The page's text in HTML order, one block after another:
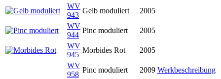
WV
943
Gelb moduliert
2005
WV
944
Pinc moduliert
2005
WV
945
Morbides Rot
2005
WV
958
Pinc moduliert 2009 Werkbeschreibung